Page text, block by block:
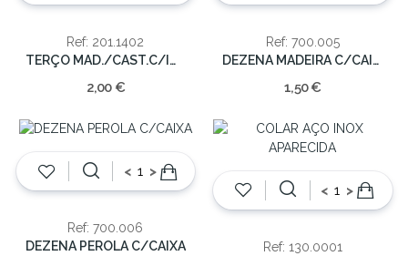
Ref: 201.1402
TERÇO MAD./CAST.C/IMAGEM PAS.6mm/28cm
2,00 €
Ref: 700.005
DEZENA MADEIRA C/CAIXA
1,50 €
< >
Ref: 700.006
DEZENA PEROLA C/CAIXA
< >
Ref: 130.0001